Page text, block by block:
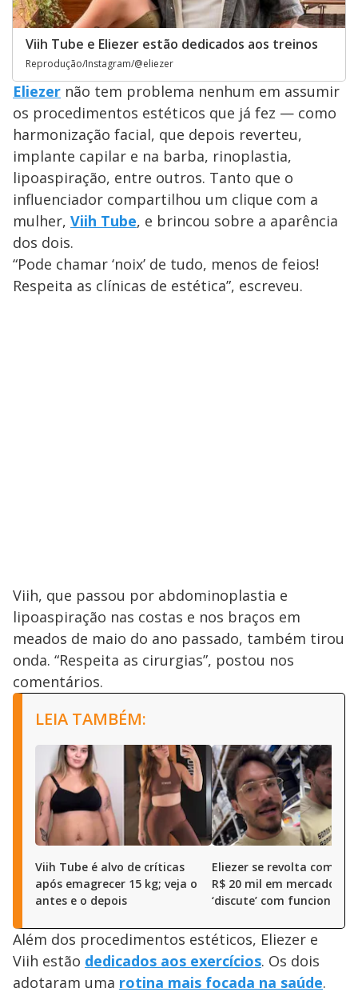
Viih Tube e Eliezer estão dedicados aos treinos
Reprodução/Instagram/@eliezer
Eliezer não tem problema nenhum em assumir
os procedimentos estéticos que já fez — como
harmonização facial, que depois reverteu,
implante capilar e na barba, rinoplastia,
lipoaspiração, entre outros. Tanto que o
influenciador compartilhou um clique com a
mulher, Viih Tube, e brincou sobre a aparência
dos dois.
“Pode chamar ‘noix’ de tudo, menos de feios!
Respeita as clínicas de estética”, escreveu.
Viih, que passou por abdominoplastia e
lipoaspiração nas costas e nos braços em
meados de maio do ano passado, também tirou
onda. “Respeita as cirurgias”, postou nos
comentários.
LEIA TAMBÉM:
Viih Tube é alvo de críticas
após emagrecer 15 kg; veja o
antes e o depois
Eliezer se revolta com
R$ 20 mil em mercado e
‘discute’ com funcionária
Além dos procedimentos estéticos, Eliezer e
Viih estão dedicados aos exercícios. Os dois
adotaram uma rotina mais focada na saúde.